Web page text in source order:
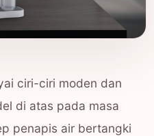
ciri-ciri moden dan
di atas pada masa
penapis air bertangki